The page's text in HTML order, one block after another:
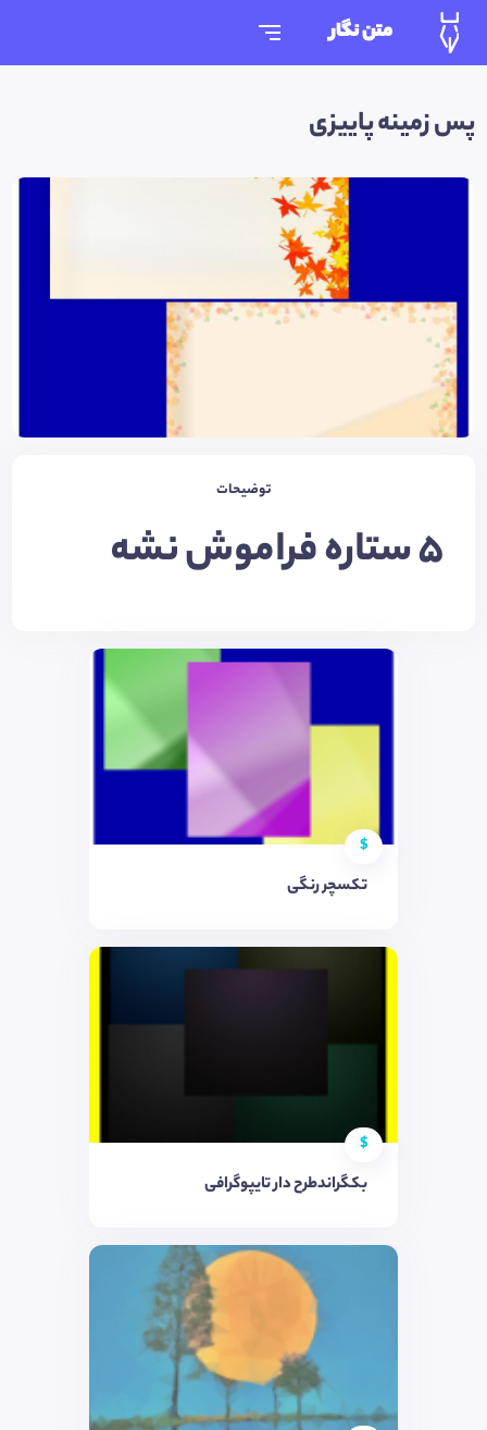
متن نگار
پس زمینه پاییزی
توضیحات
5 ستاره فراموش نشه
$
تکسچر رنگی
$
بکگراندطرح دار تایپوگرافی